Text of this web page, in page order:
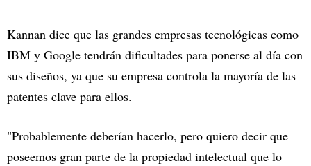
Kannan dice que las grandes empresas tecnológicas como
IBM y Google tendrán dificultades para ponerse al día con
sus diseños, ya que su empresa controla la mayoría de las
patentes clave para ellos.
"Probablemente deberían hacerlo, pero quiero decir que
poseemos gran parte de la propiedad intelectual que lo